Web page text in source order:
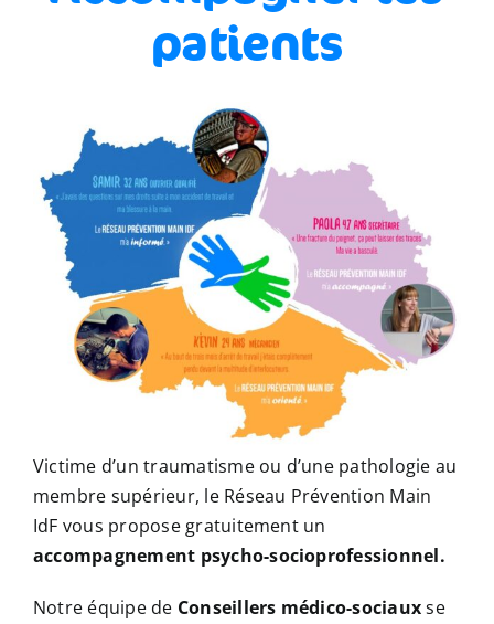
patients
Victime d’un traumatisme ou d’une pathologie au
membre supérieur, le Réseau Prévention Main
IdF vous propose gratuitement un
accompagnement psycho-socioprofessionnel.
Notre équipe de Conseillers médico-sociauxse